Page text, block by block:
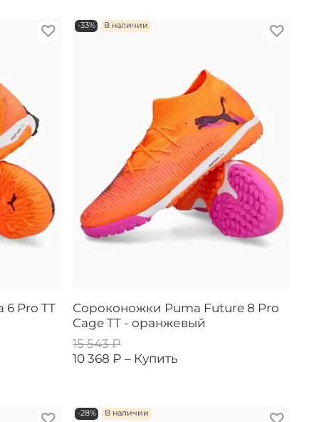
Pro TT
-33% В наличии
Сороконожки Puma Future 8 Pro
Cage TT - оранжевый
15 543 ₽
10 368 ₽ – Купить
-28% В наличии